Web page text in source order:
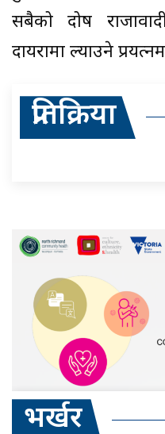
सबैको दोष
दायरामा ल्याउने
प्रतिक्रिया
भर्खर